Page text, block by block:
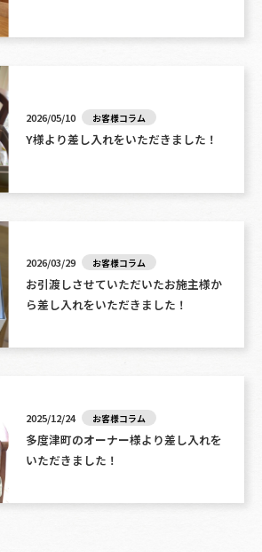
2026/05/10 お客様コラム
Y様より差し入れをいただきました！
2026/03/29 お客様コラム
お引渡しさせていただいたお施主様か
ら差し入れをいただきました！
2025/12/24 お客様コラム
多度津町のオーナー様より差し入れを
いただきました！